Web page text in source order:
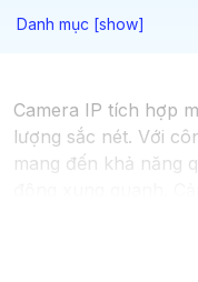
Camera IP tích hợp
lượng sắc nét. Với
mang đến khả năng
màu sắc chính xác,
phép người dùng
sống động. Sự kết